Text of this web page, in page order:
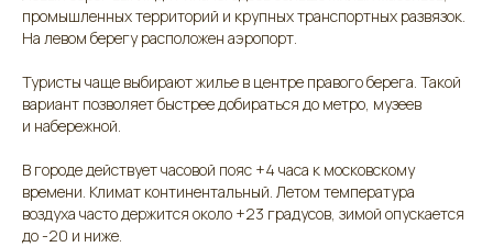
промышленных территорий и крупных транспортных развязок.
На левом берегу расположен аэропорт.
Туристы чаще выбирают жилье в центре правого берега. Такой
вариант позволяет быстрее добираться до метро, музеев
и набережной.
В городе действует часовой пояс +4 часа к московскому
времени. Климат континентальный. Летом температура
воздуха часто держится около +23 градусов, зимой опускается
до -20 и ниже.